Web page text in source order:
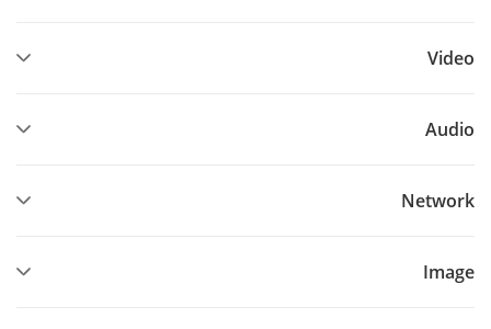
Video
Audio
Network
Image